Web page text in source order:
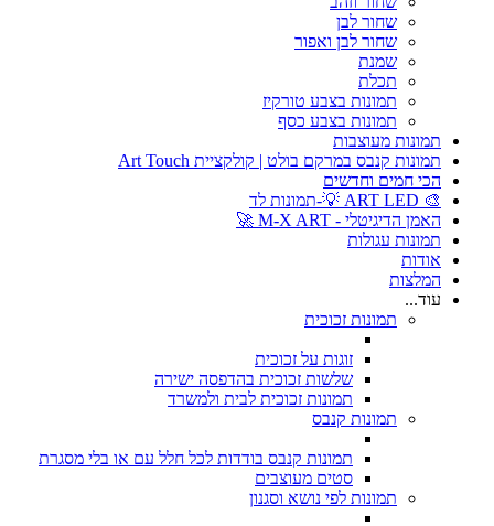
שחור לבן
שחור לבן ואפור
שמנת
תכלת
תמונות בצבע טורקיז
תמונות בצבע כסף
תמונות מעוצבות
תמונות קנבס במרקם בולט | קולקציית Art Touch
הכי חמים וחדשים
🎨 ART LED 💡-תמונות לד
האמן הדיגיטלי - M-X ART 🚀
תמונות עגולות
אודות
המלצות
עוד...
תמונות זכוכית
זוגות על זכוכית
שלשות זכוכית בהדפסה ישירה
תמונות זכוכית לבית ולמשרד
תמונות קנבס
תמונות קנבס בודדות לכל חלל עם או בלי מסגרת
סטים מעוצבים
תמונות לפי נושא וסגנון